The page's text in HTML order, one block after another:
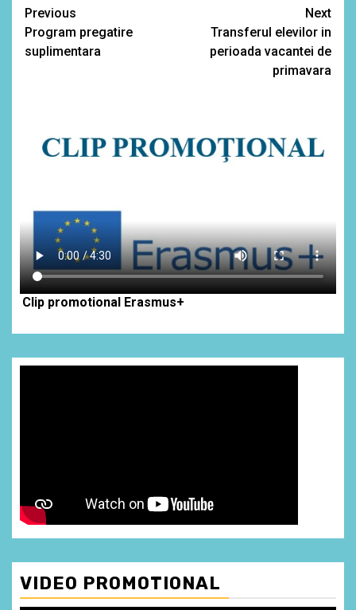
Continue
Reading
Previous
Program pregatire
suplimentara
Next
Transferul elevilor in
perioada vacantei de
primavara
Clip promotional Erasmus+
VIDEO PROMOTIONAL